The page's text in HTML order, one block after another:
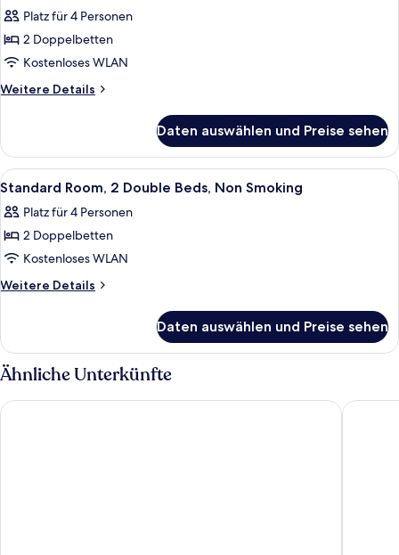
für
Standard
Room,
2
Smoking
anzeigen
Platz für 4 Personen
2 Doppelbetten
Kostenloses WLAN
Weitere Details
Weitere
Room,
Double
Smoking
Daten auswählen und Preise sehen
Alle
Fotos
für
Standard
Room,
2
Non
Smoking
anzeigen
Ein Hotelzimmer mit zwei Betten,
6
Standard Room, 2 Double Beds, Non Smoking
Platz für 4 Personen
2 Doppelbetten
Kostenloses WLAN
Weitere Details
Weitere
Room,
2
Double
Beds,
Non
Daten auswählen und Preise sehen
Ähnliche Unterkünfte
Microtel Inn by Wyndham Charlotte Airport